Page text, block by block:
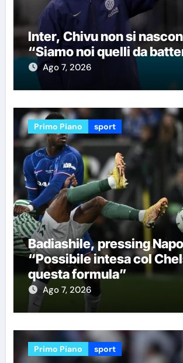
Inter, Chivu non si
“Siamo noi quelli da
Ago 7, 2026
Primo Piano sport
Badiashile, pressing
“Possibile intesa col
questa formula”
Ago 7, 2026
Primo Piano sport